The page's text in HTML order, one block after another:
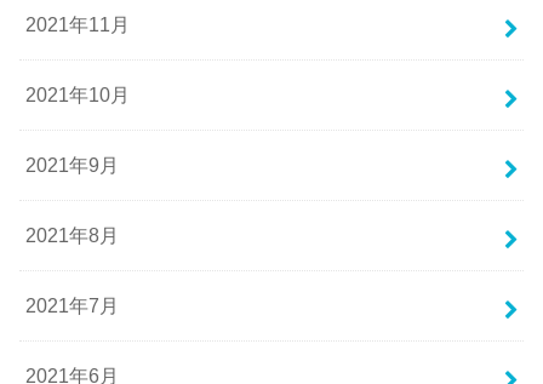
2021年11月
2021年10月
2021年9月
2021年8月
2021年7月
2021年6月